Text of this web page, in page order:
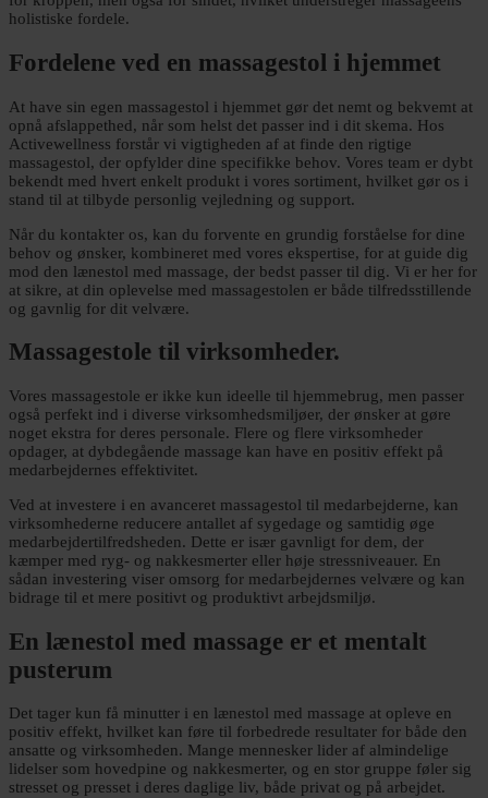
holistiske fordele.
Fordelene ved en massagestol i hjemmet
At have sin egen massagestol i hjemmet gør det nemt og bekvemt at
opnå afslappethed, når som helst det passer ind i dit skema. Hos
Activewellness forstår vi vigtigheden af at finde den rigtige
massagestol, der opfylder dine specifikke behov. Vores team er dybt
bekendt med hvert enkelt produkt i vores sortiment, hvilket gør os i
stand til at tilbyde personlig vejledning og support.
Når du kontakter os, kan du forvente en grundig forståelse for dine
behov og ønsker, kombineret med vores ekspertise, for at guide dig
mod den lænestol med massage, der bedst passer til dig. Vi er her for
at sikre, at din oplevelse med massagestolen er både tilfredsstillende
og gavnlig for dit velvære.
Massagestole til virksomheder.
Vores massagestole er ikke kun ideelle til hjemmebrug, men passer
også perfekt ind i diverse virksomhedsmiljøer, der ønsker at gøre
noget ekstra for deres personale. Flere og flere virksomheder
opdager, at dybdegående massage kan have en positiv effekt på
medarbejdernes effektivitet.
Ved at investere i en avanceret massagestol til medarbejderne, kan
virksomhederne reducere antallet af sygedage og samtidig øge
medarbejdertilfredsheden. Dette er især gavnligt for dem, der
kæmper med ryg- og nakkesmerter eller høje stressniveauer. En
sådan investering viser omsorg for medarbejdernes velvære og kan
bidrage til et mere positivt og produktivt arbejdsmiljø.
En lænestol med massage er et mentalt
pusterum
Det tager kun få minutter i en lænestol med massage at opleve en
positiv effekt, hvilket kan føre til forbedrede resultater for både den
ansatte og virksomheden. Mange mennesker lider af almindelige
lidelser som hovedpine og nakkesmerter, og en stor gruppe føler sig
stresset og presset i deres daglige liv, både privat og på arbejdet.